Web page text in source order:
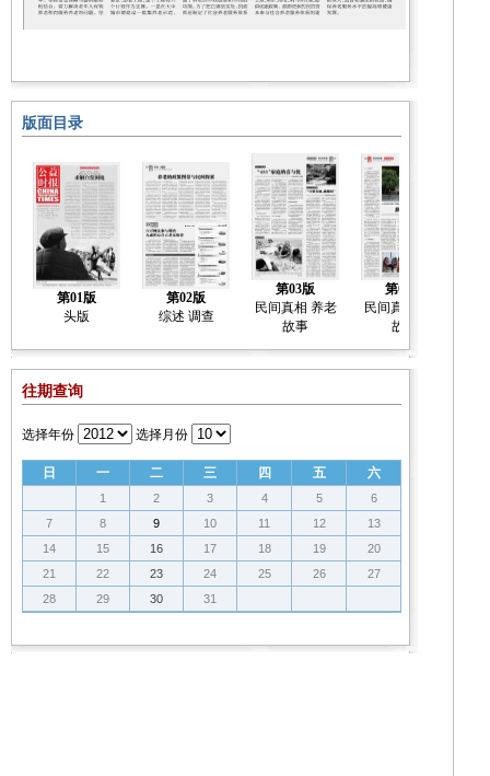
版面目录
第01版
头版
第02版
综述 调查
第03版
民间真相 养老
故事
第04版
民间真相 养老
故事
往期查询
选择年份 选择月份
日 一 二 三 四 五 六
1 2 3 4 5
6
7
8 9 10 11 12
13
14
15 16 17 18 19
20
21
22 23 24 25 26
27
28
29 30 31